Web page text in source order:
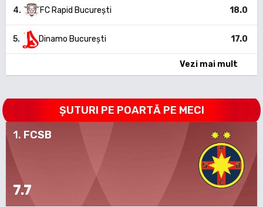
4. FC Rapid București 18.0
5. Dinamo București 17.0
Vezi mai mult
ȘUTURI PE POARTĂ PE MECI
1. FCSB
7.7